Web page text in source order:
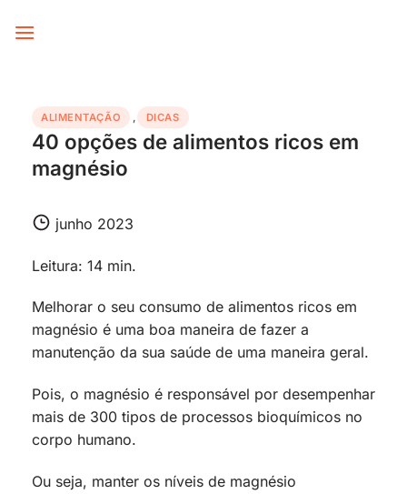
ALIMENTAÇÃO , DICAS
40 opções de alimentos ricos em
magnésio
junho 2023
Leitura: 14 min.
Melhorar o seu consumo de alimentos ricos em
magnésio é uma boa maneira de fazer a
manutenção da sua saúde de uma maneira geral.
Pois, o magnésio é responsável por desempenhar
mais de 300 tipos de processos bioquímicos no
corpo humano.
Ou seja, manter os níveis de magnésio